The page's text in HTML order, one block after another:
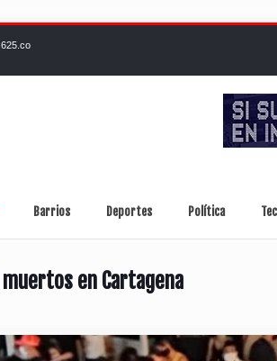
Barrios Deportes Política
muertos en Cartagena